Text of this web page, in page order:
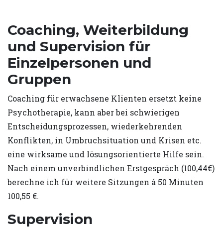
Coaching, Weiterbildung
und Supervision für
Einzelpersonen und
Gruppen
Coaching für erwachsene Klienten ersetzt keine
Psychotherapie, kann aber bei schwierigen
Entscheidungsprozessen, wiederkehrenden
Konflikten, in Umbruchsituation und Krisen etc.
eine wirksame und lösungsorientierte Hilfe sein.
Nach einem unverbindlichen Erstgespräch (100,44€)
berechne ich für weitere Sitzungen á 50 Minuten
100,55 €.
Supervision